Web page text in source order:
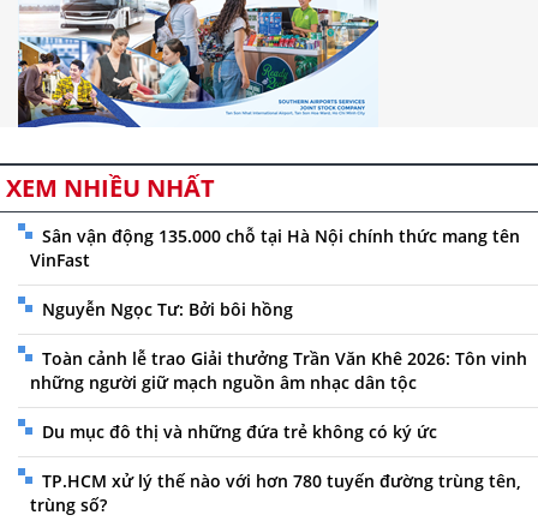
XEM NHIỀU NHẤT
Sân vận động 135.000 chỗ tại Hà Nội chính thức mang tên
VinFast
Nguyễn Ngọc Tư: Bởi bôi hồng
Toàn cảnh lễ trao Giải thưởng Trần Văn Khê 2026: Tôn vinh
những người giữ mạch nguồn âm nhạc dân tộc
Du mục đô thị và những đứa trẻ không có ký ức
TP.HCM xử lý thế nào với hơn 780 tuyến đường trùng tên,
trùng số?